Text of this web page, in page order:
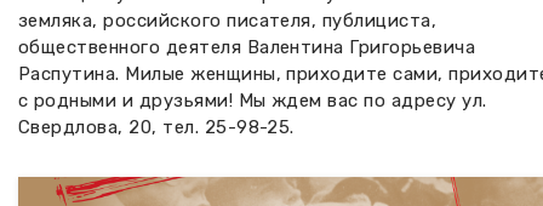
земляка, российского писателя, публициста,
общественного деятеля Валентина Григорьевича
Распутина. Милые женщины, приходите сами,
с родными и друзьями! Мы ждем вас по адресу ул.
Свердлова, 20, тел. 25-98-25.